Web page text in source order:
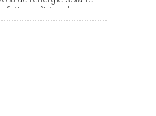
maîtrise de
Une très
vers l’extérieur et un
Sa parfaite adéquation
excellente stabilité
5500 d’offrir une
existe également une
21154, pour une